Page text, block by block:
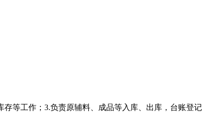
等工作；3.负责原辅料、成品等入库、出库，台账登记